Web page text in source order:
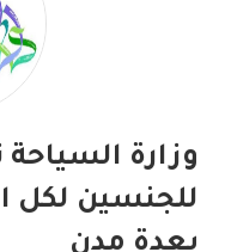
وزارة
للجنسين لكل
بعدة مدن